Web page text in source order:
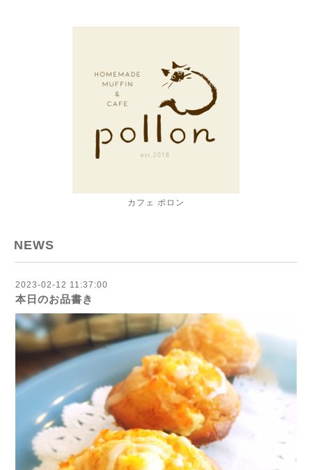
カフェ ポロン
NEWS
2023-02-12 11:37:00
本日のお品書き